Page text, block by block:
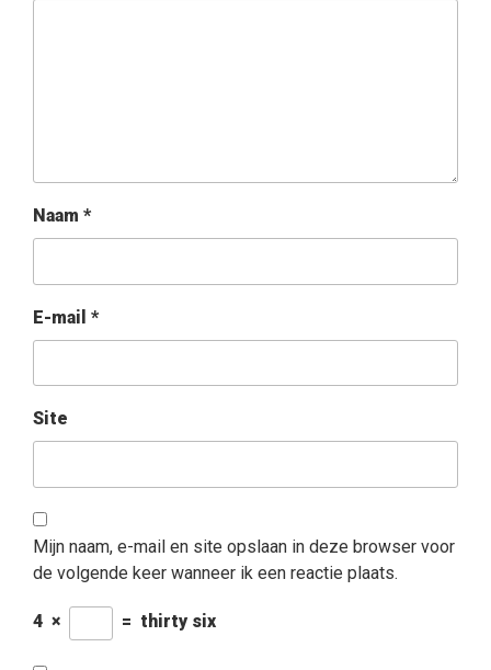
Naam *
E-mail *
Site
Mijn naam, e-mail en site opslaan in deze browser voor
de volgende keer wanneer ik een reactie plaats.
4 × = thirty six